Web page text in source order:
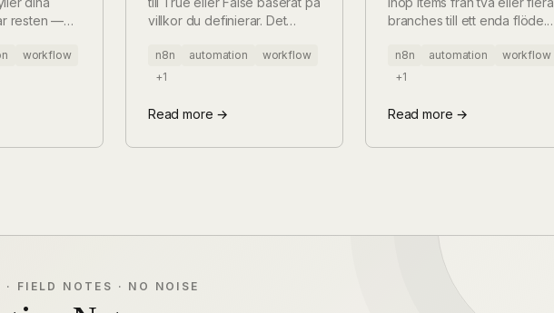
resten —
med IF-
mot
workflow
type-mismatch-fällan
villkor du definierar. Det
fel när fälttypen inte matchar
villkorstypen — en Number-
returnerar false varje gång.
n8n automation
workflow
+1
Read more →
branches
branches till ett enda flöde.
Append, Combine by Key
och Multiplex — och varför
Both Inputs" för verklig
n8n automation
workflow
+1
Read more →
· FIELD NOTES · NO NOISE